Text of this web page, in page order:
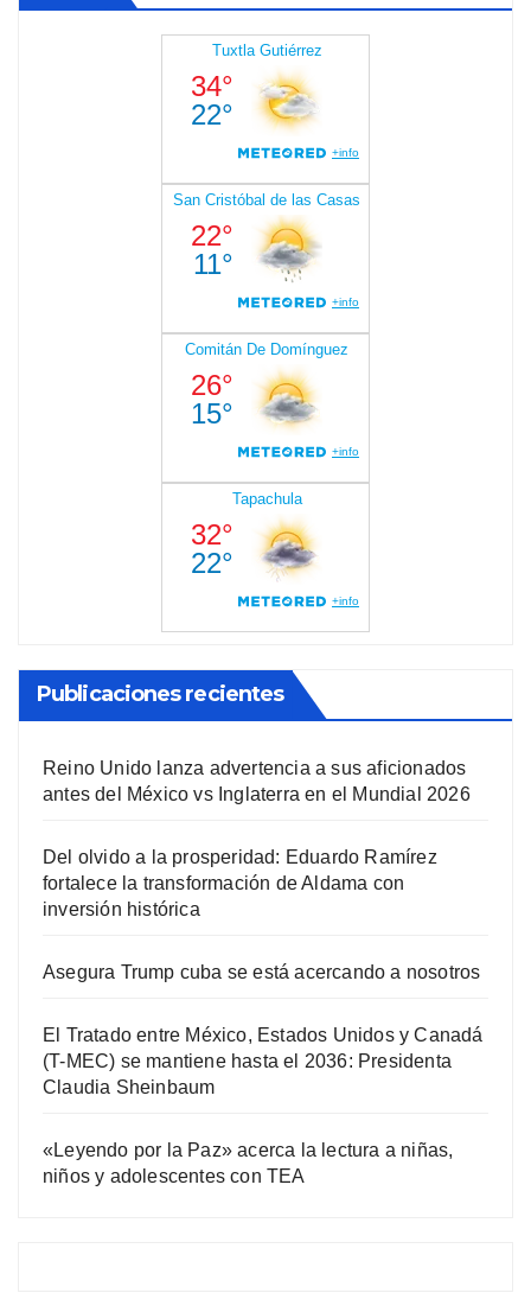
Publicaciones recientes
Reino Unido lanza advertencia a sus aficionados
antes del México vs Inglaterra en el Mundial 2026
Del olvido a la prosperidad: Eduardo Ramírez
fortalece la transformación de Aldama con
inversión histórica
Asegura Trump cuba se está acercando a nosotros
El Tratado entre México, Estados Unidos y Canadá
(T-MEC) se mantiene hasta el 2036: Presidenta
Claudia Sheinbaum
«Leyendo por la Paz» acerca la lectura a niñas,
niños y adolescentes con TEA